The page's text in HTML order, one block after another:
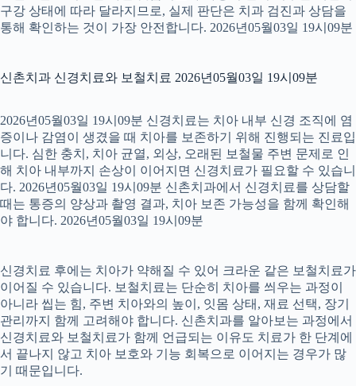
구강 상태에 따라 달라지므로, 실제 판단은 치과 검진과 상담을
통해 확인하는 것이 가장 안전합니다. 2026년05월03일 19시09분
신촌치과 신경치료와 보철치료 2026년05월03일 19시09분
2026년05월03일 19시09분 신경치료는 치아 내부 신경 조직에 염
증이나 감염이 생겼을 때 치아를 보존하기 위해 진행되는 진료입
니다. 심한 충치, 치아 균열, 외상, 오래된 보철물 주변 문제로 인
해 치아 내부까지 손상이 이어지면 신경치료가 필요할 수 있습니
다. 2026년05월03일 19시09분 신촌치과에서 신경치료를 상담할
때는 통증의 양상과 촬영 결과, 치아 보존 가능성을 함께 확인해
야 합니다. 2026년05월03일 19시09분
신경치료 후에는 치아가 약해질 수 있어 크라운 같은 보철치료가
이어질 수 있습니다. 보철치료는 단순히 치아를 씌우는 과정이
아니라 씹는 힘, 주변 치아와의 높이, 잇몸 상태, 재료 선택, 장기
관리까지 함께 고려해야 합니다. 신촌치과를 알아보는 과정에서
신경치료와 보철치료가 함께 언급되는 이유도 치료가 한 단계에
서 끝나지 않고 치아 보호와 기능 회복으로 이어지는 경우가 많
기 때문입니다.